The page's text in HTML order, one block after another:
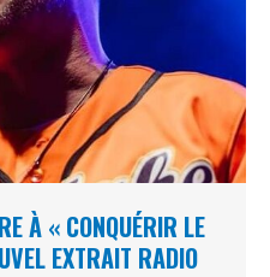
À « CONQUÉRIR LE
EXTRAIT RADIO